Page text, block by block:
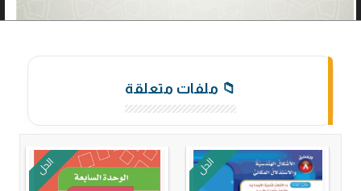
📁 ملفات متعلقة
الحل الحل